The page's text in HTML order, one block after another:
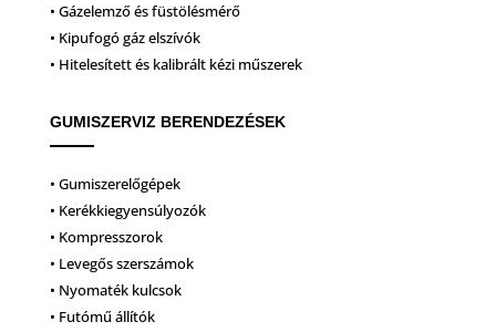
• Gázelemző és füstölésmérő
• Kipufogó gáz elszívók
• Hitelesített és kalibrált kézi műszerek
GUMISZERVIZ BERENDEZÉSEK
• Gumiszerelőgépek
• Kerékkiegyensúlyozók
• Kompresszorok
• Levegős szerszámok
• Nyomaték kulcsok
• Futómű állítók